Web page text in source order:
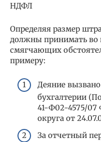
НДФЛ
Определяя размер
должны принимать во
смягчающих
примеру:
Деяние
бухгалтерии
41-Ф02-4575/07
округа от
За отчетный